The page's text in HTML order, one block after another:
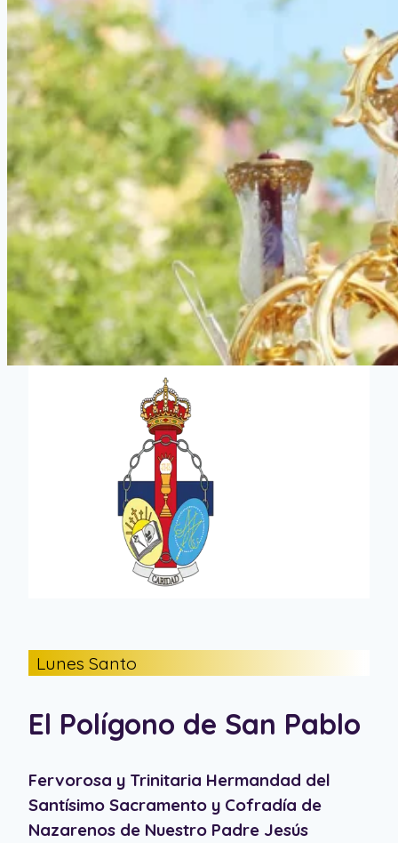
Lunes Santo
El Polígono de San Pablo
Fervorosa y Trinitaria Hermandad del
Santísimo Sacramento y Cofradía de
Nazarenos de Nuestro Padre Jesús